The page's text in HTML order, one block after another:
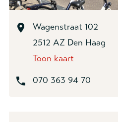
Wagenstraat 102
2512 AZ Den Haag
Toon kaart
070 363 94 70